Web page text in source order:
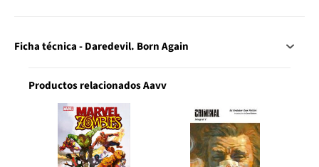
Ficha técnica - Daredevil. Born Again
Productos relacionados Aavv